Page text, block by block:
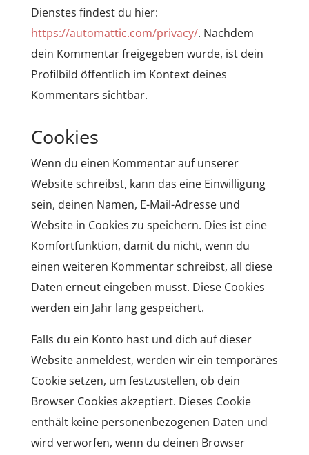
Dienstes findest du hier:
https://automattic.com/privacy/. Nachdem
dein Kommentar freigegeben wurde, ist dein
Profilbild öffentlich im Kontext deines
Kommentars sichtbar.
Cookies
Wenn du einen Kommentar auf unserer
Website schreibst, kann das eine Einwilligung
sein, deinen Namen, E-Mail-Adresse und
Website in Cookies zu speichern. Dies ist eine
Komfortfunktion, damit du nicht, wenn du
einen weiteren Kommentar schreibst, all diese
Daten erneut eingeben musst. Diese Cookies
werden ein Jahr lang gespeichert.
Falls du ein Konto hast und dich auf dieser
Website anmeldest, werden wir ein temporäres
Cookie setzen, um festzustellen, ob dein
Browser Cookies akzeptiert. Dieses Cookie
enthält keine personenbezogenen Daten und
wird verworfen, wenn du deinen Browser